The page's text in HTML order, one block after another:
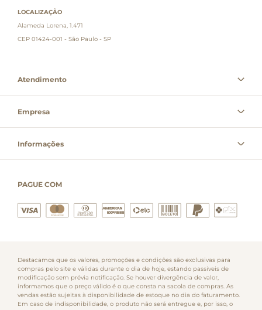
LOCALIZAÇÃO
Alameda Lorena, 1.471
CEP 01424-001 - São Paulo - SP
Atendimento
Empresa
Informações
PAGUE COM
Destacamos que os valores, promoções e condições são exclusivas para
compras pelo site e válidas durante o dia de hoje, estando passíveis de
modificação sem prévia notificação. Se houver divergência de valor,
informamos que o preço válido é o que consta na sacola de compras. As
vendas estão sujeitas à disponibilidade de estoque no dia do faturamento.
Em caso de indisponibilidade, o produto não será entregue e, por isso, o